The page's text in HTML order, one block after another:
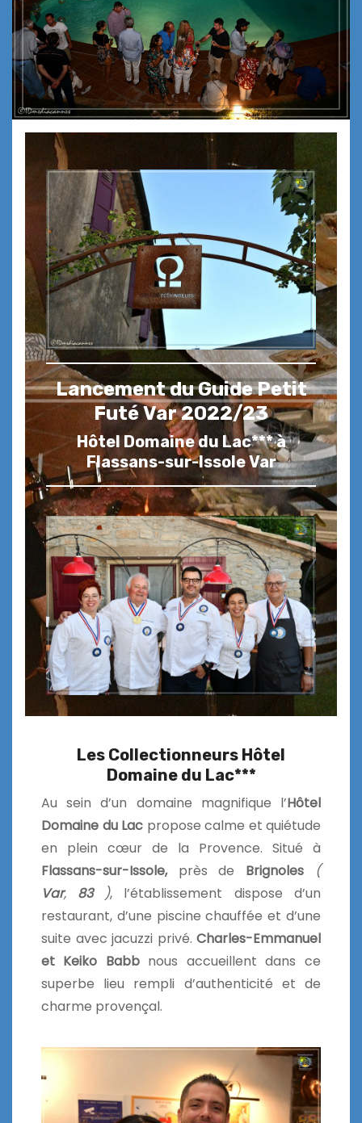
Lancement du Guide Petit
Futé Var 2022/23
Hôtel Domaine du Lac*** à
Flassans-sur-Issole Var
Les Collectionneurs Hôtel
Domaine du Lac***
Au sein d’un domaine magnifique l’Hôtel
Domaine du Lac propose calme et quiétude
en plein cœur de la Provence. Situé à
Flassans-sur-Issole,près de Brignoles
(
Var, 83 ), l’établissement dispose d’un
restaurant, d’une piscine chauffée et d’une
suite avec jacuzzi privé. Charles-Emmanuel
et Keiko Babb nous accueillent dans ce
superbe lieu rempli d’authenticité et de
charme provençal.